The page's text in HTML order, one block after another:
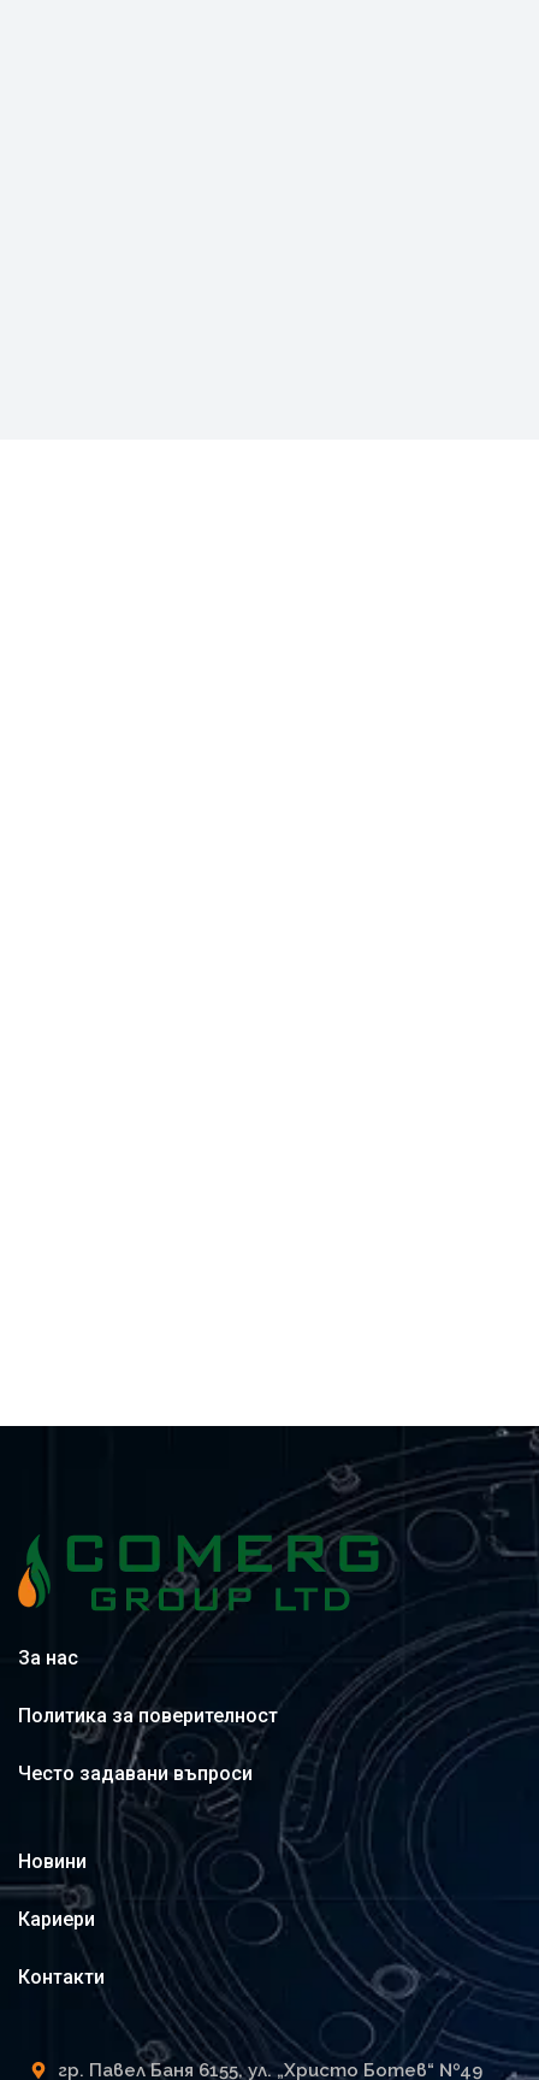
За нас
Политика за поверителност
Често задавани въпроси
Новини
Кариери
Контакти
гр. Павел Баня 6155, ул. „Христо Ботев“ №49